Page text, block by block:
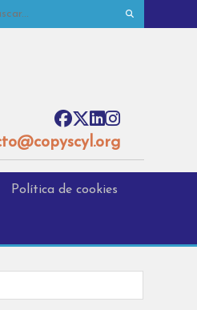
Política de cookies